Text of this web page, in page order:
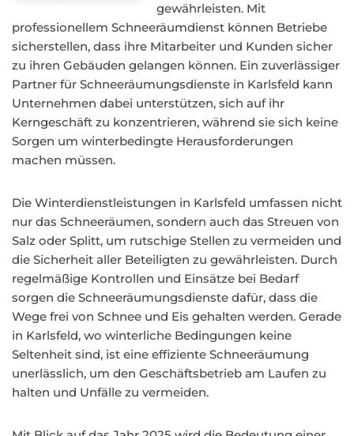
gewährleisten. Mit
professionellem Schneeräumdienst können Betriebe
sicherstellen, dass ihre Mitarbeiter und Kunden sicher
zu ihren Gebäuden gelangen können. Ein zuverlässiger
Partner für Schneeräumungsdienste in Karlsfeld kann
Unternehmen dabei unterstützen, sich auf ihr
Kerngeschäft zu konzentrieren, während sie sich keine
Sorgen um winterbedingte Herausforderungen
machen müssen.
Die Winterdienstleistungen in Karlsfeld umfassen nicht
nur das Schneeräumen, sondern auch das Streuen von
Salz oder Splitt, um rutschige Stellen zu vermeiden und
die Sicherheit aller Beteiligten zu gewährleisten. Durch
regelmäßige Kontrollen und Einsätze bei Bedarf
sorgen die Schneeräumungsdienste dafür, dass die
Wege frei von Schnee und Eis gehalten werden. Gerade
in Karlsfeld, wo winterliche Bedingungen keine
Seltenheit sind, ist eine effiziente Schneeräumung
unerlässlich, um den Geschäftsbetrieb am Laufen zu
halten und Unfälle zu vermeiden.